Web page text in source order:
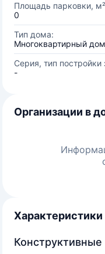
Площадь парковки,
0
Тип дома:
Многоквартирный дом
Серия, тип постройки
-
Организации в
Характеристики